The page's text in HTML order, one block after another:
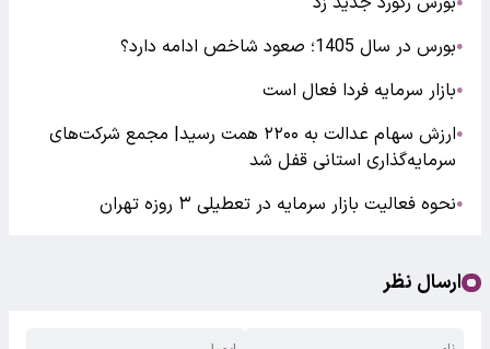
●بورس در سال 1405؛ صعود شاخص ادامه دارد؟
●بازار سرمایه فردا فعال است
●
ارزش سهام عدالت به ۲۲۰۰ همت رسید| مجمع شرکت‌های
سرمایه‌گذاری استانی قفل شد
●نحوه فعالیت بازار سرمایه در تعطیلی ۳ روزه تهران
ارسال نظر